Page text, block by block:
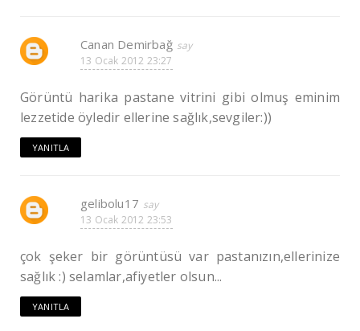
Canan Demirbağ
13 Ocak 2012 23:27
Görüntü harika pastane vitrini gibi olmuş eminim
lezzetide öyledir ellerine sağlık,sevgiler:))
YANITLA
gelibolu17
13 Ocak 2012 23:53
çok şeker bir görüntüsü var pastanızın,ellerinize
sağlık :) selamlar,afiyetler olsun...
YANITLA